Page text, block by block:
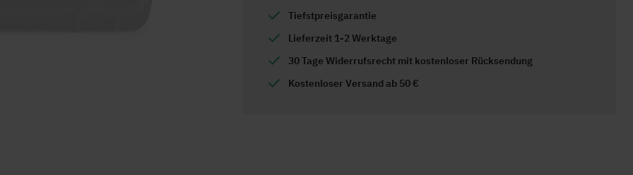
Tiefstpreisgarantie
Lieferzeit 1-2 Werktage
30 Tage Widerrufsrecht mit kostenloser Rücksendung
Kostenloser Versand ab 50 €